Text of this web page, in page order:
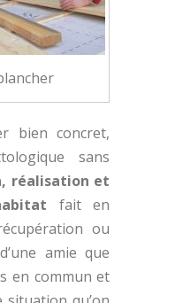
bien concret,
sans
réalisation et
fait en
ou
amie que
en commun et